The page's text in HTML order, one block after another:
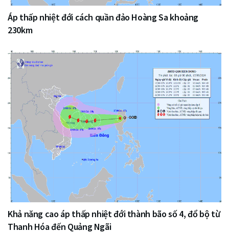
Áp thấp nhiệt đới cách quần đảo Hoàng Sa khoảng
230km
Khả năng cao áp thấp nhiệt đới thành bão số 4, đổ bộ từ
Thanh Hóa đến Quảng Ngãi